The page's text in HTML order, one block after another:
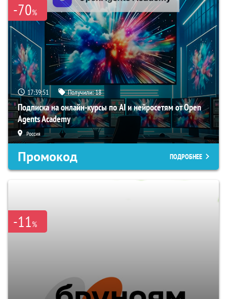
-70%
17:39:50 Получили:18
Подписка на онлайн-курсы по AI и нейросетям от Open
Agents Academy
Россия
Промокод ПОДРОБНЕЕ
-11%